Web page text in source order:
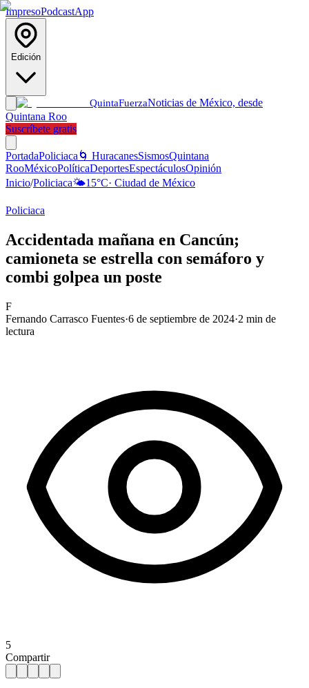
ImpresoPodcastApp
Edición
QuintaFuerzaNoticias de México, desde
Quintana Roo
Suscríbete gratis
PortadaPoliciaca 🌀 HuracanesSismosQuintana
RooMéxicoPolíticaDeportesEspectáculosOpinión
Inicio/Policiaca🌤️15°C· Ciudad de México
Policiaca
Accidentada mañana en Cancún;
camioneta se estrella con semáforo y
combi golpea un poste
F
Fernando Carrasco Fuentes·6 de septiembre de 2024·2 min de
lectura
5
Compartir